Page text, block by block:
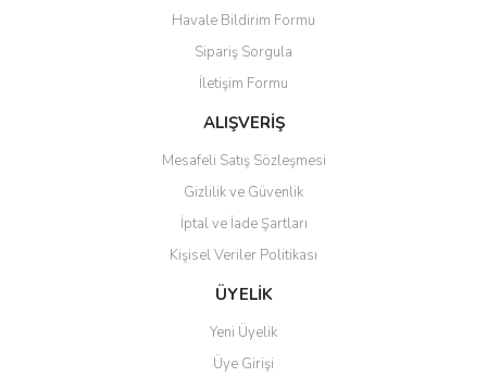
Ürün açıklamasında eksik bilgiler bulunuyor.
Ürün bilgilerinde hatalar bulunuyor.
Ürün fiyatı diğer sitelerden daha pahalı.
Bu ürüne benzer farklı alternatifler olmalı.
Gönder
Havale Bildirim Formu
Sipariş Sorgula
İletişim Formu
ALIŞVERİŞ
Mesafeli Satış Sözleşmesi
Gizlilik ve Güvenlik
İptal ve İade Şartları
Kişisel Veriler Politikası
ÜYELİK
Yeni Üyelik
Üye Girişi